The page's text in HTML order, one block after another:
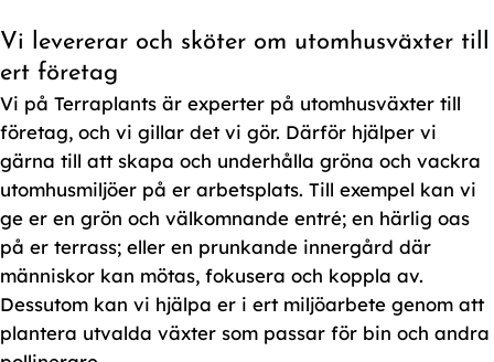
Vi levererar och sköter om utomhusväxter till
ert företag
Vi på Terraplants är experter på utomhusväxter till
företag, och vi gillar det vi gör. Därför hjälper vi
gärna till att skapa och underhålla gröna och vackra
utomhusmiljöer på er arbetsplats. Till exempel kan vi
ge er en grön och välkomnande entré; en härlig oas
på er terrass; eller en prunkande innergård där
människor kan mötas, fokusera och koppla av.
Dessutom kan vi hjälpa er i ert miljöarbete genom att
plantera utvalda växter som passar för bin och andra